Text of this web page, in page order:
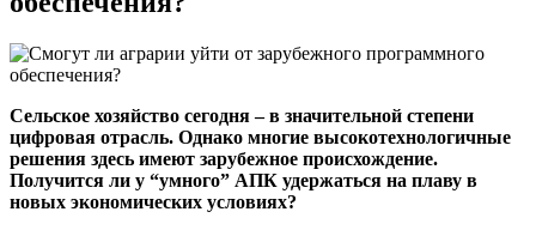
Сельское хозяйство сегодня – в значительной степени
цифровая отрасль. Однако многие высокотехнологичные
решения здесь имеют зарубежное происхождение.
Получится ли у “умного” АПК удержаться на плаву в
новых экономических условиях?